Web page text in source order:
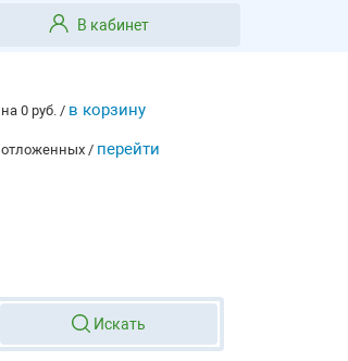
В кабинет
на 0 руб. / в корзину
отложенных / перейти
Искать